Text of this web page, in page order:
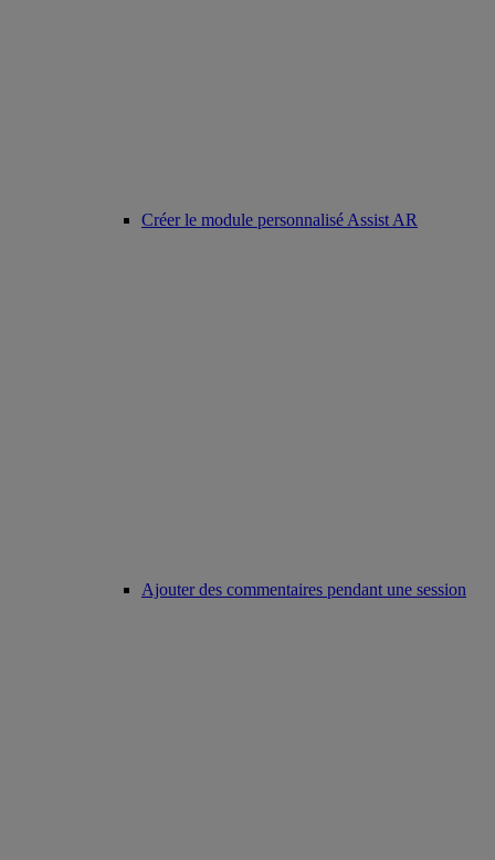
Créer le module personnalisé Assist AR
Ajouter des commentaires pendant une session